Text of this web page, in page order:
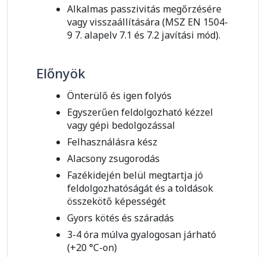
Alkalmas passzivitás megőrzésére
vagy visszaállítására (MSZ EN 1504-
9 7. alapelv 7.1 és 7.2 javítási mód).
Előnyök
Önterülő és igen folyós
Egyszerűen feldolgozható kézzel
vagy gépi bedolgozással
Felhasználásra kész
Alacsony zsugorodás
Fazékidején belül megtartja jó
feldolgozhatóságát és a toldások
összekötő képességét
Gyors kötés és száradás
3-4 óra múlva gyalogosan járható
(+20 °C-on)